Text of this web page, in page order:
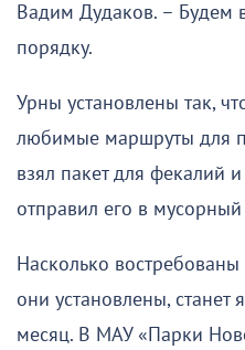
Вадим Дудаков. – Будем
порядку.
Урны установлены так,
любимые маршруты для
взял пакет для фекалий
отправил его в мусорный
Насколько
они установлены, станет
месяц. В МАУ «Парки